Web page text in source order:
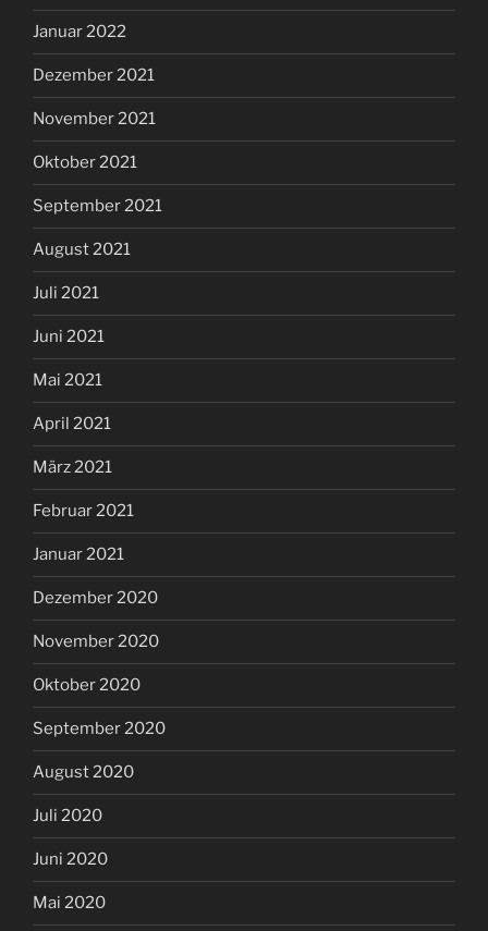
Januar 2022
Dezember 2021
November 2021
Oktober 2021
September 2021
August 2021
Juli 2021
Juni 2021
Mai 2021
April 2021
März 2021
Februar 2021
Januar 2021
Dezember 2020
November 2020
Oktober 2020
September 2020
August 2020
Juli 2020
Juni 2020
Mai 2020